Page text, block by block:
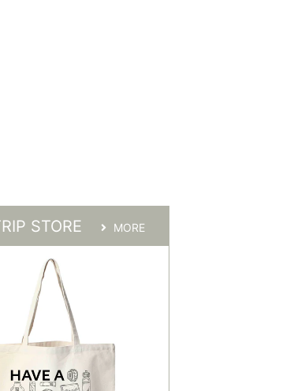
STORE MORE